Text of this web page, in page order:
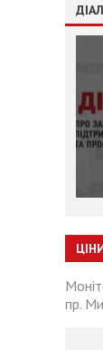
пр.